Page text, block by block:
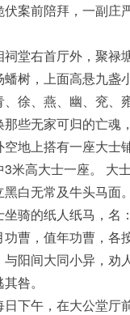
案前陪拜，一副庄
堂右首厅外，聚禄
蟠树，上面高悬九盏
徐、燕、幽、兖、
些无家可归的亡魂
地上搭有一座大士
米高大士一座。 大
白无常及牛头马面
骑的纸人纸马，名
曹，值年功曹，各
阳间大同小异，劝
咎。
下午，在大公堂厅